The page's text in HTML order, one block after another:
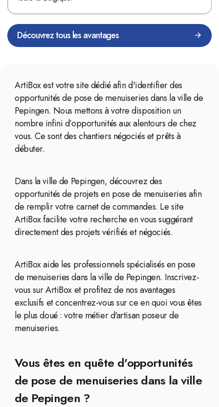
Découvrez tous les avantages
ArtiBox est votre site dédié afin d'identifier des
opportunités de pose de menuiseries dans la ville de
Pepingen. Nous mettons à votre disposition un
nombre infini d’opportunités aux alentours de chez
vous. Ce sont des chantiers négociés et prêts à
débuter.
Dans la ville de Pepingen, découvrez des
opportunités de projets en pose de menuiseries afin
de remplir votre carnet de commandes. Le site
ArtiBox facilite votre recherche en vous suggérant
directement des projets vérifiés et négociés.
ArtiBox aide les professionnels spécialisés en pose
de menuiseries dans la ville de Pepingen. Inscrivez-
vous sur ArtiBox et profitez de nos avantages
exclusifs et concentrez-vous sur ce en quoi vous êtes
le plus doué : votre métier d'artisan poseur de
menuiseries.
Vous êtes en quête d'opportunités
de pose de menuiseries dans la ville
de Pepingen ?